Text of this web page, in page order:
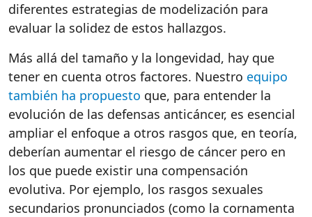
diferentes estrategias de modelización para
evaluar la solidez de estos hallazgos.
Más allá del tamaño y la longevidad, hay que
tener en cuenta otros factores. Nuestro equipo
también ha propuesto que, para entender la
evolución de las defensas anticáncer, es esencial
ampliar el enfoque a otros rasgos que, en teoría,
deberían aumentar el riesgo de cáncer pero en
los que puede existir una compensación
evolutiva. Por ejemplo, los rasgos sexuales
secundarios pronunciados (como la cornamenta